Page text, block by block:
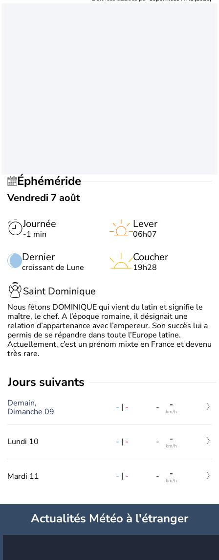
Éphéméride
Vendredi 7 août
Journée
-1 min
Dernier
croissant de Lune
Lever
06h07
Coucher
19h28
Saint Dominique
Nous fêtons DOMINIQUE qui vient du latin et signifie le
maître, le chef. A l’époque romaine, il désignait une
relation d’appartenance avec l’empereur. Son succès lui a
permis de se répandre dans toute l’Europe latine.
Actuellement, c’est un prénom mixte en France et devenu
très rare.
jours suivants
Demain,
Dimanche 09
- | - - -
km/h
Lundi 10 - | - - -
km/h
Mardi 11 - | - - -
km/h
Actualités Météo à l'étranger